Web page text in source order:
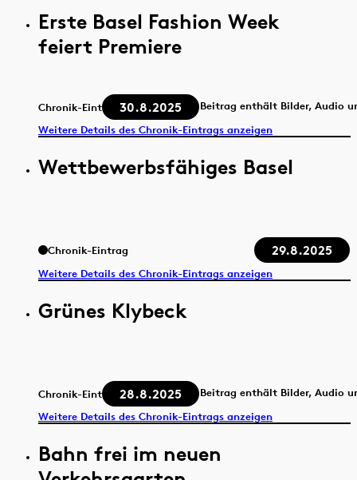
Erste Basel Fashion Week
feiert Premiere
Chronik-Eintrag 30.8.2025
Beitrag enthält Bilder, Audio
Weitere Details des Chronik-Eintrags anzeigen
Wettbewerbsfähiges Basel
Chronik-Eintrag 29.8.2025
Weitere Details des Chronik-Eintrags anzeigen
Grünes Klybeck
Chronik-Eintrag 28.8.2025
Beitrag enthält Bilder, Audio
Weitere Details des Chronik-Eintrags anzeigen
Bahn frei im neuen